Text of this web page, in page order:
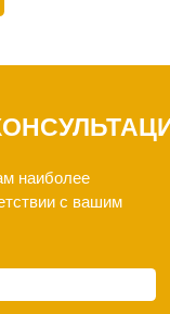
наиболее
с вашим